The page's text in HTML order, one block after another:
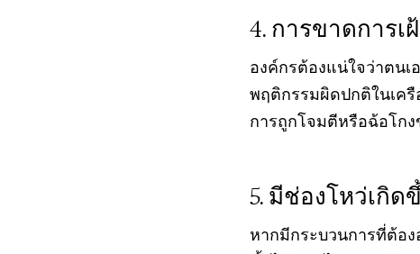
การขาดการเ
องค์กรต้องแน่ใจว่าตนเ
พฤติกรรมผิดปกติในเครื
การถูกโจมตีหรือฉ้อโกง
มีช่องโหว่เกิด
หากมีกระบวนการที่ต้อ